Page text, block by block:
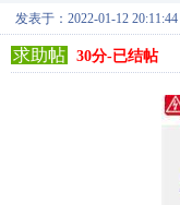
发表于：2022-01-12 20:11:44
求助帖 30分-已结帖